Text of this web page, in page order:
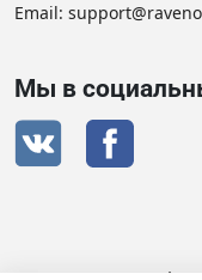
Email:
Мы в